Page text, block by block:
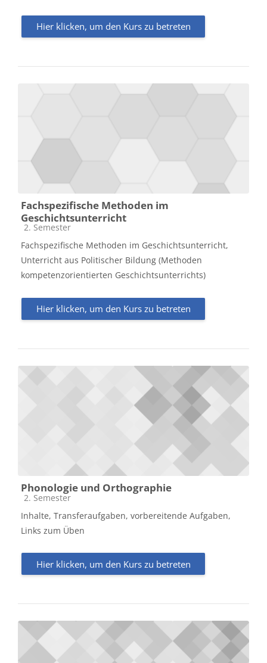
Hier klicken, um den Kurs zu betreten
Fachspezifische Methoden im
Geschichtsunterricht
Kursbereich
2. Semester
Fachspezifische Methoden im Geschichtsunterricht,
Unterricht aus Politischer Bildung (Methoden
kompetenzorientierten Geschichtsunterrichts)
Hier klicken, um den Kurs zu betreten
Phonologie und Orthographie
Kursbereich
2. Semester
Inhalte, Transferaufgaben, vorbereitende Aufgaben,
Links zum Üben
Hier klicken, um den Kurs zu betreten